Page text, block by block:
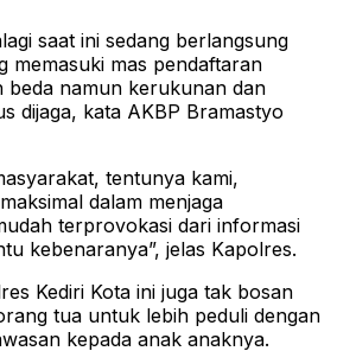
saat ini sedang berlangsung
memasuki mas pendaftaran
beda namun kerukunan dan
dijaga, kata AKBP Bramastyo
tentunya kami,
dalam menjaga
terprovokasi dari informasi
kebenaranya”, jelas Kapolres.
Kediri Kota ini juga tak bosan
tua untuk lebih peduli dengan
kepada anak anaknya.